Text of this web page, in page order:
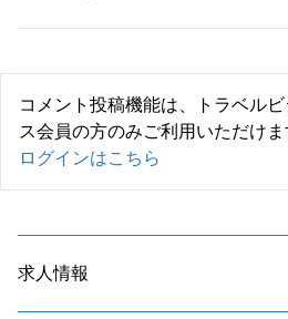
コメント投稿機能は、トラベル
ス会員の方のみご利用いただけま
ログインはこちら
求人情報